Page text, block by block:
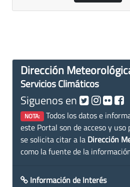
Dirección
Servicios Climáticos
Siguenos en
NOTA: Todos los datos e
este Portal son de acceso y
se solicita citar a la Dirección
como la fuente de la
Información de Interés